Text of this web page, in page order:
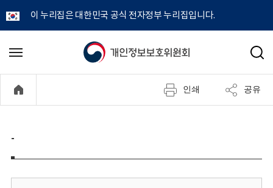
이 누리집은 대한민국 공식 전자정부 누리집입니다.
개
정
보
메
기
검
인쇄 공유
-